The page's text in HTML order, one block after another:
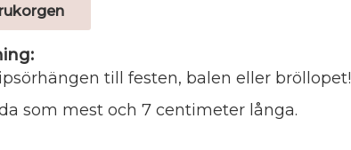
till festen, balen eller bröllopet!
som mest och 7 centimeter långa.